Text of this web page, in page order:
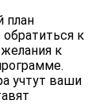
план
к
к
учтут ваши